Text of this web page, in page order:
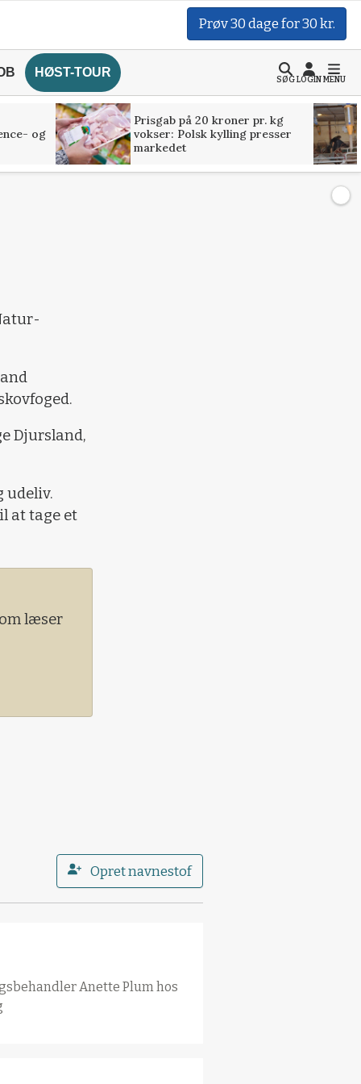
Prøv 30 dage for 30 kr.
HØST-TOUR
SØGLOGINMENU
og
Prisgab på 20 kroner pr. kg
vokser: Polsk kylling presser
markedet
Djursland,
udeliv.
at tage et
læser
Opret navnestof
Anette Plum hos